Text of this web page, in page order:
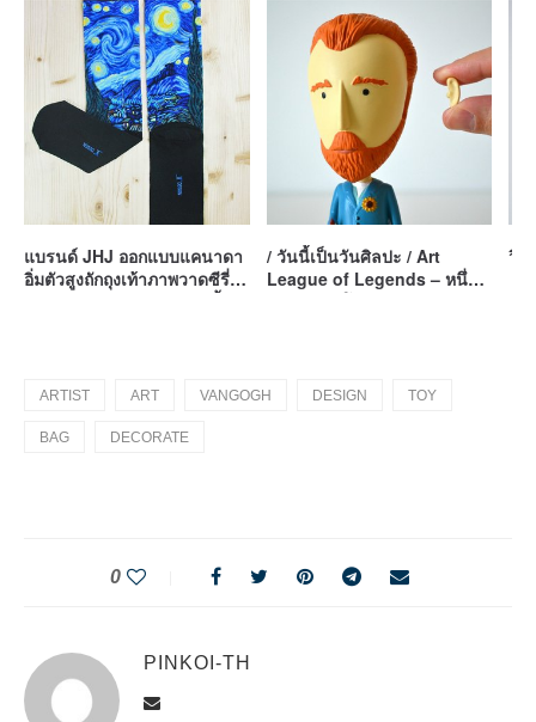
แบรนด์ JHJ ออกแบบแคนาดา
อิ่มตัวสูงถักถุงเท้าภาพวาดซีรี่ส์
/ วันนี้เป็นวันศิลปะ / Art
League of Legends – หนึ่ง
วิน
ARTIST ART VANGOGH DESIGN TOY
BAG DECORATE
0
PINKOI-TH